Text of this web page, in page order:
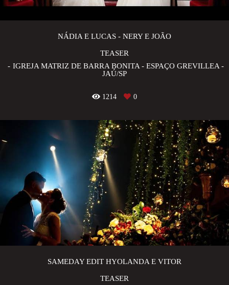
NÁDIA E LUCAS - NERY E JOÃO
TEASER
IGREJA MATRIZ DE BARRA BONITA - ESPAÇO GREVILLEA -
JAÚ/SP
1214 0
SAMEDAY EDIT HYOLANDA E VITOR
TEASER